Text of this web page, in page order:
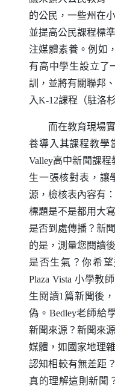
的公民，一些州在
並提高公民課程標
注媒體素養。例如
有高中學生設立了
訓，並將有關聯邦
入K-12課程（駐洛
而在教育現場實
養導入其課程教學
Valley高中新聞課程
生一張核對表，讓
源，檢核表內容有
標題是不是都用大
是否到處傳播？新
的是，測量您閱讀
是否生氣？你希
Plaza Vista 小學教師
生閱讀1篇新聞後
偽。 Bedley老師給
新聞來源？新聞來
媒體，如國家地理
認知相較有無差距
真的理解這則新聞